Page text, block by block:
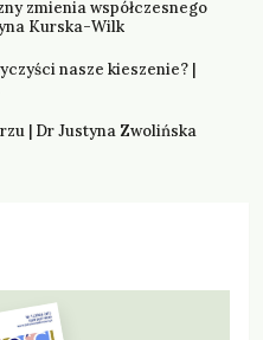
zmienia współczesnego
Kurska-Wilk
nasze kieszenie? |
| Dr Justyna Zwolińska